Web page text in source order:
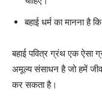
बहाई धर्म का मानना ​​है
बहाई पवित्र ग्रंथ एक
अमूल्य संसाधन है जो हमें
कर सकता है।